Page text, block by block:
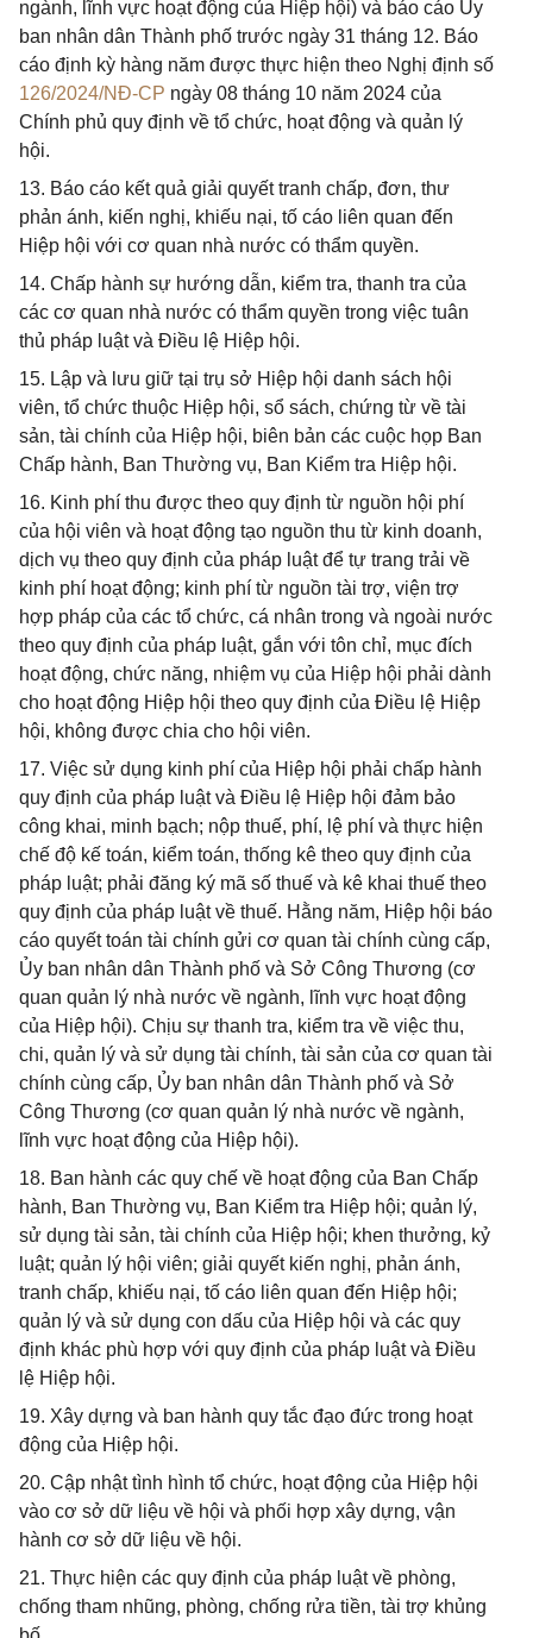
ngành, lĩnh vực hoạt động của Hiệp hội) và báo cáo Ủy
ban nhân dân Thành phố trước ngày 31 tháng 12. Báo
cáo định kỳ hàng năm được thực hiện theo Nghị định số
126/2024/NĐ-CP ngày 08 tháng 10 năm 2024 của
Chính phủ quy định về tổ chức, hoạt động và quản lý
hội.
13. Báo cáo kết quả giải quyết tranh chấp, đơn, thư
phản ánh, kiến nghị, khiếu nại, tố cáo liên quan đến
Hiệp hội với cơ quan nhà nước có thẩm quyền.
14. Chấp hành sự hướng dẫn, kiểm tra, thanh tra của
các cơ quan nhà nước có thẩm quyền trong việc tuân
thủ pháp luật và Điều lệ Hiệp hội.
15. Lập và lưu giữ tại trụ sở Hiệp hội danh sách hội
viên, tổ chức thuộc Hiệp hội, sổ sách, chứng từ về tài
sản, tài chính của Hiệp hội, biên bản các cuộc họp Ban
Chấp hành, Ban Thường vụ, Ban Kiểm tra Hiệp hội.
16. Kinh phí thu được theo quy định từ nguồn hội phí
của hội viên và hoạt động tạo nguồn thu từ kinh doanh,
dịch vụ theo quy định của pháp luật để tự trang trải về
kinh phí hoạt động; kinh phí từ nguồn tài trợ, viện trợ
hợp pháp của các tổ chức, cá nhân trong và ngoài nước
theo quy định của pháp luật, gắn với tôn chỉ, mục đích
hoạt động, chức năng, nhiệm vụ của Hiệp hội phải dành
cho hoạt động Hiệp hội theo quy định của Điều lệ Hiệp
hội, không được chia cho hội viên.
17. Việc sử dụng kinh phí của Hiệp hội phải chấp hành
quy định của pháp luật và Điều lệ Hiệp hội đảm bảo
công khai, minh bạch; nộp thuế, phí, lệ phí và thực hiện
chế độ kế toán, kiểm toán, thống kê theo quy định của
pháp luật; phải đăng ký mã số thuế và kê khai thuế theo
quy định của pháp luật về thuế. Hằng năm, Hiệp hội báo
cáo quyết toán tài chính gửi cơ quan tài chính cùng cấp,
Ủy ban nhân dân Thành phố và Sở Công Thương (cơ
quan quản lý nhà nước về ngành, lĩnh vực hoạt động
của Hiệp hội). Chịu sự thanh tra, kiểm tra về việc thu,
chi, quản lý và sử dụng tài chính, tài sản của cơ quan tài
chính cùng cấp, Ủy ban nhân dân Thành phố và Sở
Công Thương (cơ quan quản lý nhà nước về ngành,
lĩnh vực hoạt động của Hiệp hội).
18. Ban hành các quy chế về hoạt động của Ban Chấp
hành, Ban Thường vụ, Ban Kiểm tra Hiệp hội; quản lý,
sử dụng tài sản, tài chính của Hiệp hội; khen thưởng, kỷ
luật; quản lý hội viên; giải quyết kiến nghị, phản ánh,
tranh chấp, khiếu nại, tố cáo liên quan đến Hiệp hội;
quản lý và sử dụng con dấu của Hiệp hội và các quy
định khác phù hợp với quy định của pháp luật và Điều
lệ Hiệp hội.
19. Xây dựng và ban hành quy tắc đạo đức trong hoạt
động của Hiệp hội.
20. Cập nhật tình hình tổ chức, hoạt động của Hiệp hội
vào cơ sở dữ liệu về hội và phối hợp xây dựng, vận
hành cơ sở dữ liệu về hội.
21. Thực hiện các quy định của pháp luật về phòng,
chống tham nhũng, phòng, chống rửa tiền, tài trợ khủng